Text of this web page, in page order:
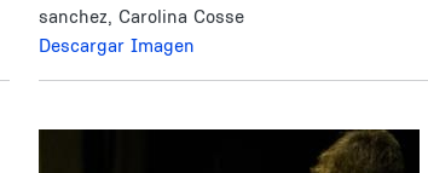
sanchez, Carolina Cosse
Descargar Imagen